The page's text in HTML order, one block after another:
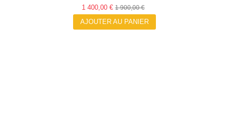
1 400,00 € 1 900,00 €
AJOUTER AU PANIER